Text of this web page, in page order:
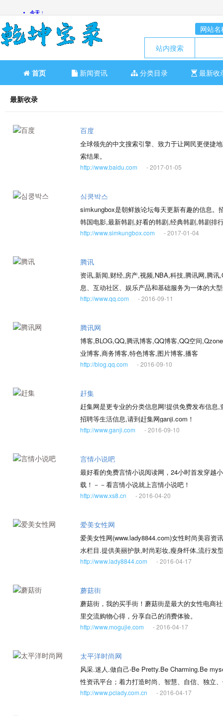
网站名
站内搜索
首页 新闻资讯 分类目录 最新收
最新收录
百度
全球领先的中文搜索引擎、致力于让网民更便捷
索结果。
http://www.baidu.com - 2017-01-05
심쿵박스
simkungbox是朝鲜族论坛每天更新有趣的信息
韩国电影,最新韩剧,好看的韩剧,经典韩剧,韩剧排
http://www.simkungbox.com - 2017-01-04
腾讯
资讯,新闻,财经,房产,视频,NBA,科技,腾讯网,腾
息、互动社区、娱乐产品和基础服务为一体的大
威、主流、时尚的互联网媒体平台。通过强大的
http://www.qq.com - 2016-09-11
腾讯网
博客,BLOG,QQ,腾讯博客,QQ博客,QQ空间
业博客,商务博客,特色博客,图片博客,播客
http://blog.qq.com - 2016-09-10
赶集
赶集网是更专业的分类信息网!提供免费发布信
招聘等生活信息,请到赶集网ganji.com！
http://www.ganji.com - 2016-09-10
言情小说吧
最好看的免费言情小说阅读网，24小时首发穿越
载！－－看言情小说就上言情小说吧！
http://www.xs8.cn - 2016-04-20
爱美女性网
爱美女性网(www.lady8844.com)女性时尚美容
水栏目.提供美丽护肤,时尚彩妆,瘦身纤体,流行发
坛,女性时尚,美容护肤,瘦身减肥,化妆彩妆,发型美
http://www.lady8844.com - 2016-04-17
蘑菇街
蘑菇街，我的买手街！蘑菇街是最大的女性电商
里交流购物心得，分享自己的消费体验。
http://www.mogujie.com - 2016-04-17
太平洋时尚网
风采.迷人.做自己-Be Pretty.Be Charming.Be
性资讯平台；着力打造时尚、智慧、自信、独立
打折优惠、品牌库及女性论坛等频道，使网友可
http://www.pclady.com.cn - 2016-04-17